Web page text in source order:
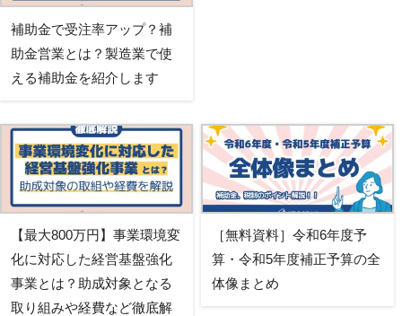
補助金で受注率アップ？補
助金営業とは？製造業で使
える補助金を紹介します
【最大800万円】事業環境変
化に対応した経営基盤強化
事業とは？助成対象となる
取り組みや経費など徹底解
［無料資料］令和6年度予
算・令和5年度補正予算の全
体像まとめ